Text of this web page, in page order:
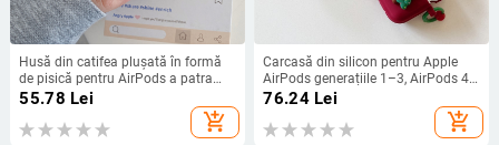
Husă din catifea plușată în formă
de pisică pentru AirPods a patra
generație — carcasă moale, stil
55.78 Lei
add_shopping_cart
Carcasă din silicon pentru Apple
AirPods generațiile 1–3, AirPods 4
și AirPods Pro 2
76.24Lei
add_shopping_cart